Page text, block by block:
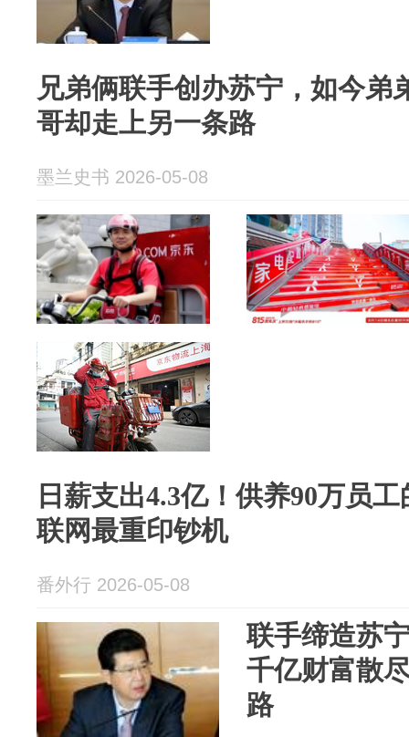
兄弟俩联手创办苏宁，如今弟
哥却走上另一条路
墨兰史书 2026-05-08
日薪支出4.3亿！供养90万员
联网最重印钞机
番外行 2026-05-08
联手缔造苏
千亿财富散
路